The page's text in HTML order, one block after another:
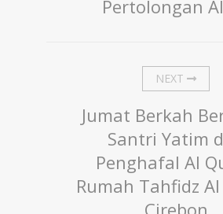
Pertolongan
NEXT
Jumat Berkah
Santri Yatim
Penghafal Al
Rumah Tahfidz